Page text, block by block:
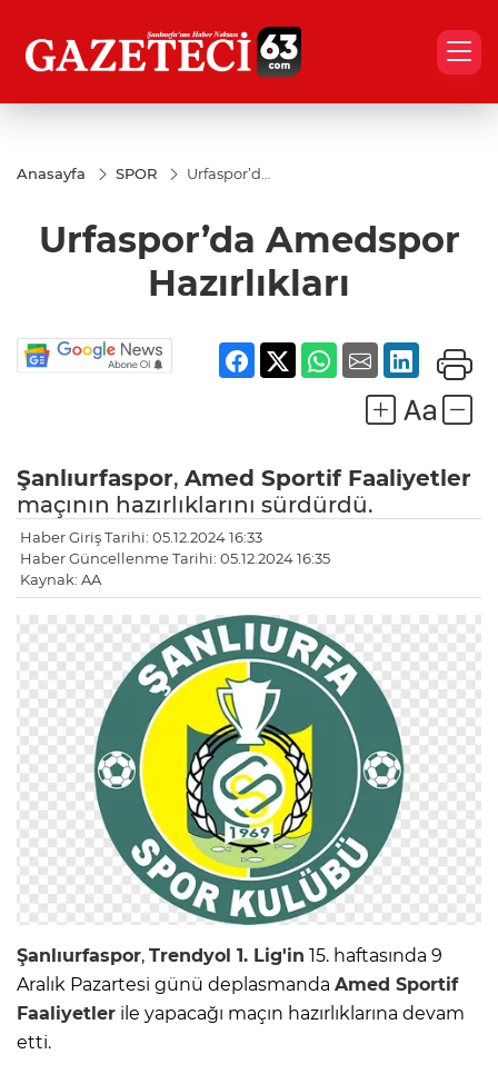
Anasayfa SPOR
Urfaspor’da
Urfaspor’da Amedspor
Hazırlıkları
Şanlıurfaspor, Amed Sportif Faaliyetler
maçının hazırlıklarını sürdürdü.
Haber Giriş Tarihi: 05.12.2024 16:33
Haber Güncellenme Tarihi: 05.12.2024 16:35
Kaynak: AA
Şanlıurfaspor, Trendyol 1. Lig'in 15. haftasında 9
Aralık Pazartesi günü deplasmanda Amed Sportif
Faaliyetler ile yapacağı maçın hazırlıklarına devam
etti.